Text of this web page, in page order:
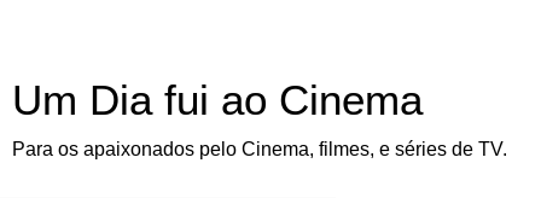
Um Dia fui ao Cinema
Para os apaixonados pelo Cinema, filmes, e séries de TV.